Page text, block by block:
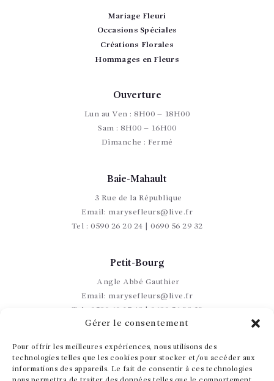
Gérer le consentement
Pour offrir les meilleures expériences, nous utilisons des
technologies telles que les cookies pour stocker et/ou accéder aux
informations des appareils. Le fait de consentir à ces technologies
Mariage Fleuri
Occasions Spéciales
Créations Florales
Hommages en Fleurs
Ouverture
Lun au Ven : 8H00 – 18H00
Sam : 8H00 – 16H00
Dimanche : Fermé
Baie-Mahault
3 Rue de la République
Email: marysefleurs@live.fr
Tel : 0590 26 20 24 | 0690 56 29 32
Petit-Bourg
Angle Abbé Gauthier
Email: marysefleurs@live.fr
Tel :
0590 60 17 49 | 0690 56 29 32